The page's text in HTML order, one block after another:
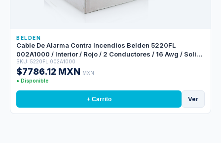
BELDEN
Cable De Alarma Contra Incendios Belden 5220FL
002A1000 / Interior / Rojo / 2 Conductores / 16 Awg / Solido
/ Forro Pvc / Cmr - Fplr / Blindado / Bobina En Caja / 1,000
Pies 305 Metros
SKU: 5220FL 002A1000
$7786.12 MXN MXN
● Disponible
+ Carrito Ver